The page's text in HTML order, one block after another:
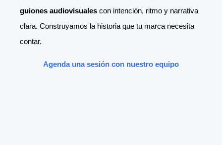
guiones audiovisuales con intención, ritmo y narrativa
clara. Construyamos la historia que tu marca necesita
contar.
Agenda una sesión con nuestro equipo